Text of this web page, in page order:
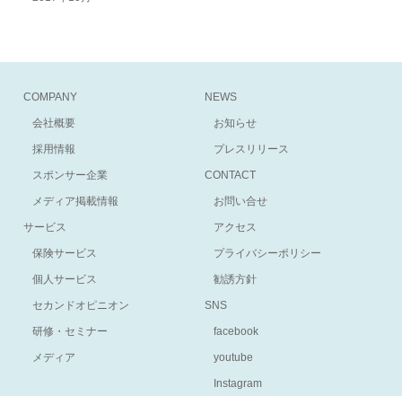
COMPANY
会社概要
採用情報
スポンサー企業
メディア掲載情報
サービス
保険サービス
個人サービス
セカンドオピニオン
研修・セミナー
メディア
NEWS
お知らせ
プレスリリース
CONTACT
お問い合せ
アクセス
プライバシーポリシー
勧誘方針
SNS
facebook
youtube
Instagram